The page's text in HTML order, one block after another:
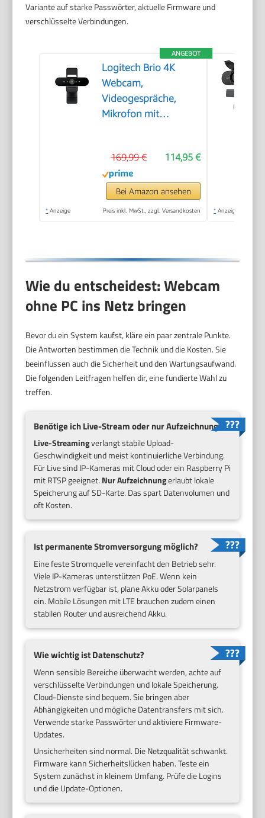
Variante auf starke Passwörter, aktuelle Firmware und
verschlüsselte Verbindungen.
ANGEBOT
Logitech Brio 4K
Webcam,
Videogespräche,
Mikrofon mit
114,95 €
169,99 €
Bei Amazon ansehen
* Anzeige Preis inkl. MwSt., zzgl. Versandkosten * Anzeige
Wie du entscheidest: Webcam
ohne PC ins Netz bringen
Bevor du ein System kaufst, kläre ein paar zentrale Punkte.
Die Antworten bestimmen die Technik und die Kosten. Sie
beeinflussen auch die Sicherheit und den Wartungsaufwand.
Die folgenden Leitfragen helfen dir, eine fundierte Wahl zu
treffen.
Benötige ich Live-Stream oder nur Aufzeichnung?
Live-Streamingverlangt stabile Upload-
Geschwindigkeit und meist kontinuierliche Verbindung.
Für Live sind IP-Kameras mit Cloud oder ein Raspberry Pi
mit RTSP geeignet. Nur Aufzeichnungerlaubt lokale
Speicherung auf SD-Karte. Das spart Datenvolumen und
oft Kosten.
Ist permanente Stromversorgung möglich?
Eine feste Stromquelle vereinfacht den Betrieb sehr.
Viele IP-Kameras unterstützen PoE. Wenn kein
Netzstrom verfügbar ist, plane Akku oder Solarpanels
ein. Mobile Lösungen mit LTE brauchen zudem einen
stabilen Router und ausreichend Akku.
Wie wichtig ist Datenschutz?
Wenn sensible Bereiche überwacht werden, achte auf
verschlüsselte Verbindungen und lokale Speicherung.
Cloud-Dienste sind bequem. Sie bringen aber
Abhängigkeiten und mögliche Datentransfers mit sich.
Verwende starke Passwörter und aktiviere Firmware-
Updates.
Unsicherheiten sind normal. Die Netzqualität schwankt.
Firmware kann Sicherheitslücken haben. Teste ein
System zunächst in kleinem Umfang. Prüfe die Logins
und die Update-Optionen.